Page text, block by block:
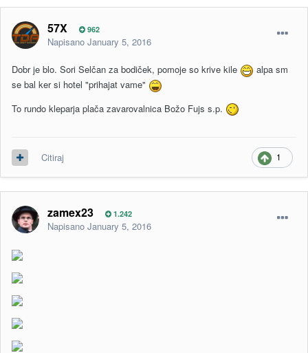
57X 962
Napisano January 5, 2016
Dobr je blo. Sori Selčan za bodiček, pomoje so krive kile
alpa sm
se bal ker si hotel "prihajat vame"
To rundo kleparja plača zavarovalnica Božo Fujs s.p.
1
Citiraj
zamex23 1.242
Napisano January 5, 2016